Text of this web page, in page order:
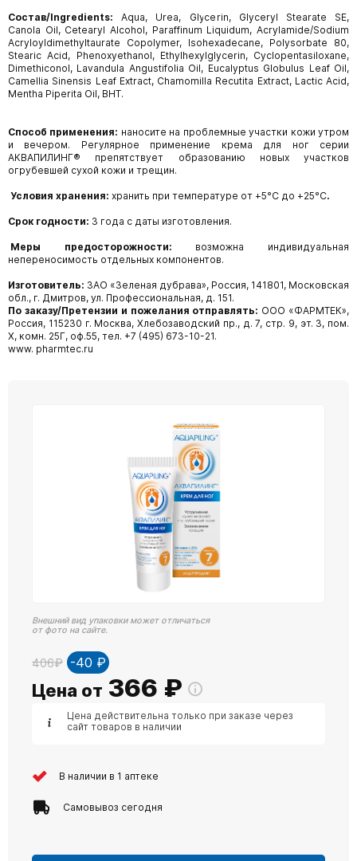
Состав/Ingredients: Aqua, Urea, Glycerin, Glyceryl Stearate SE,
Canola Oil, Cetearyl Alcohol, Paraffinum Liquidum, Acrylamide/Sodium
Acryloyldimethyltaurate Copolymer, Isohexadecane, Polysorbate 80,
Stearic Acid, Phenoxyethanol, Ethylhexylglycerin, Cyclopentasiloxane,
Dimethiconol, Lavandula Angustifolia Oil, Eucalyptus Globulus Leaf Oil,
Camellia Sinensis Leaf Extract, Chamomilla Recutita Extract, Lactic Acid,
Mentha Piperita Oil, BHT.
Способ применения: наносите на проблемные участки кожи утром
и вечером. Регулярное применение крема для ног серии
АКВАПИЛИНГ® препятствует образованию новых участков
огрубевшей сухой кожи и трещин.
Условия хранения: хранить при температуре от +5°С до +25°С.
Срок годности: 3 года с даты изготовления.
Меры предосторожности:
возможна индивидуальная
непереносимость отдельных компонентов.
Изготовитель: ЗАО «Зеленая дубрава», Россия, 141801, Московская
обл., г. Дмитров, ул. Профессиональная, д. 151.
По заказу/Претензии и пожелания отправлять: ООО «ФАРМТЕК»,
Россия, 115230 г. Москва, Хлебозаводский пр., д. 7, стр. 9, эт. 3, пом.
Х, комн. 25Г, оф.55, тел. +7 (495) 673-10-21.
www. pharmtec.ru
Внешний вид упаковки может отличаться
от фото на сайте.
406₽ -40 ₽
Цена от 366 ₽
Цена действительна только при заказе через
сайт товаров в наличии
В наличии в 1 аптеке
Самовывоз сегодня